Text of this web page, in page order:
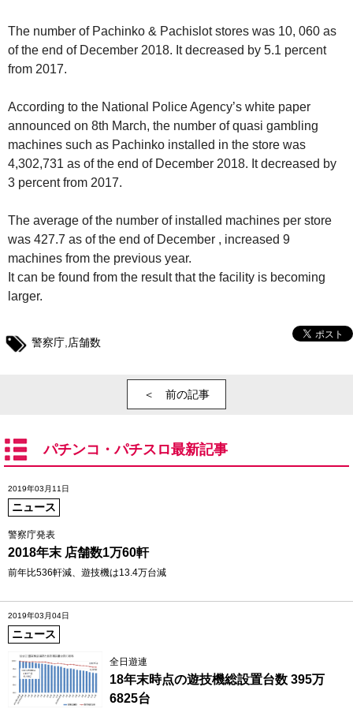
The number of Pachinko & Pachislot stores was 10, 060 as
of the end of December 2018. It decreased by 5.1 percent
from 2017.
According to the National Police Agency’s white paper
announced on 8th March, the number of quasi gambling
machines such as Pachinko installed in the store was
4,302,731 as of the end of December 2018. It decreased by
3 percent from 2017.
The average of the number of installed machines per store
was 427.7 as of the end of December , increased 9
machines from the previous year.
It can be found from the result that the facility is becoming
larger.
警察庁 店舗数
＜ 前の記事
パチンコ・パチスロ最新記事
2019年03月11日
ニュース
警察庁発表
2018年末 店舗数1万60軒
前年比536軒減、遊技機は13.4万台減
2019年03月04日
ニュース
全日遊連
18年末時点の遊技機総設置台数 395万
6825台